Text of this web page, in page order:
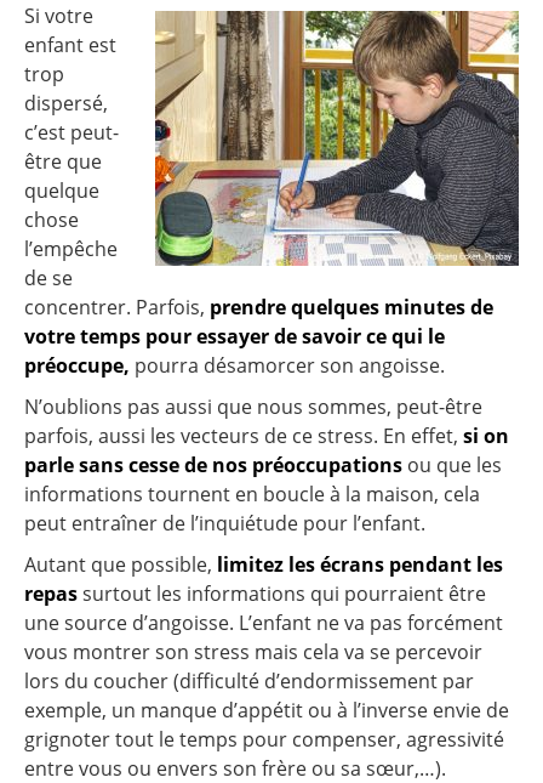
Si votre
enfant est
trop
dispersé,
c’est peut-
être que
quelque
chose
l’empêche
de se
concentrer. Parfois, prendre quelques minutes de
votre temps pour essayer de savoir ce qui le
préoccupe, pourra désamorcer son angoisse.
N’oublions pas aussi que nous sommes, peut-être
parfois, aussi les vecteurs de ce stress. En effet, si on
parle sans cesse de nos préoccupations ou que les
informations tournent en boucle à la maison, cela
peut entraîner de l’inquiétude pour l’enfant.
Autant que possible, limitez les écrans pendant les
repassurtout les informations qui pourraient être
une source d’angoisse. L’enfant ne va pas forcément
vous montrer son stress mais cela va se percevoir
lors du coucher (difficulté d’endormissement par
exemple, un manque d’appétit ou à l’inverse envie de
grignoter tout le temps pour compenser, agressivité
entre vous ou envers son frère ou sa sœur,…).